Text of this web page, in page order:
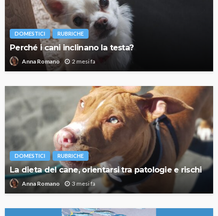
DOMESTICI RUBRICHE
Perché i cani inclinano la testa?
Anna Romano 2 mesi fa
DOMESTICI RUBRICHE
La dieta del cane, orientarsi tra patologie e rischi
Anna Romano 3 mesi fa